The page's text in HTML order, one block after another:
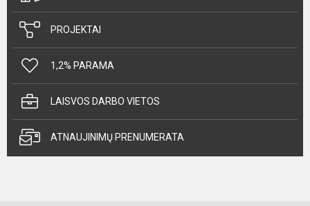
PROJEKTAI
1,2% PARAMA
LAISVOS DARBO VIETOS
ATNAUJINIMŲ PRENUMERATA